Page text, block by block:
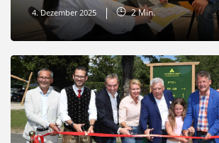
4. Dezember 2025 2Min.